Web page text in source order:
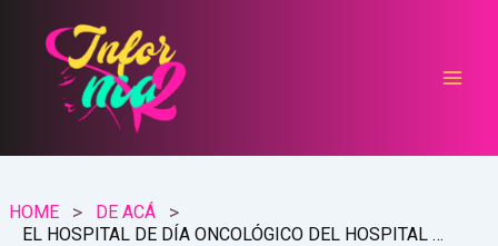
contenido
HOME
DE ACÁ
EL HOSPITAL DE DÍA ONCOLÓGICO DEL HOSPITAL REGIONAL REALIZA UNA COLECTA DE LANAS Y AGUJAS DE TEJER